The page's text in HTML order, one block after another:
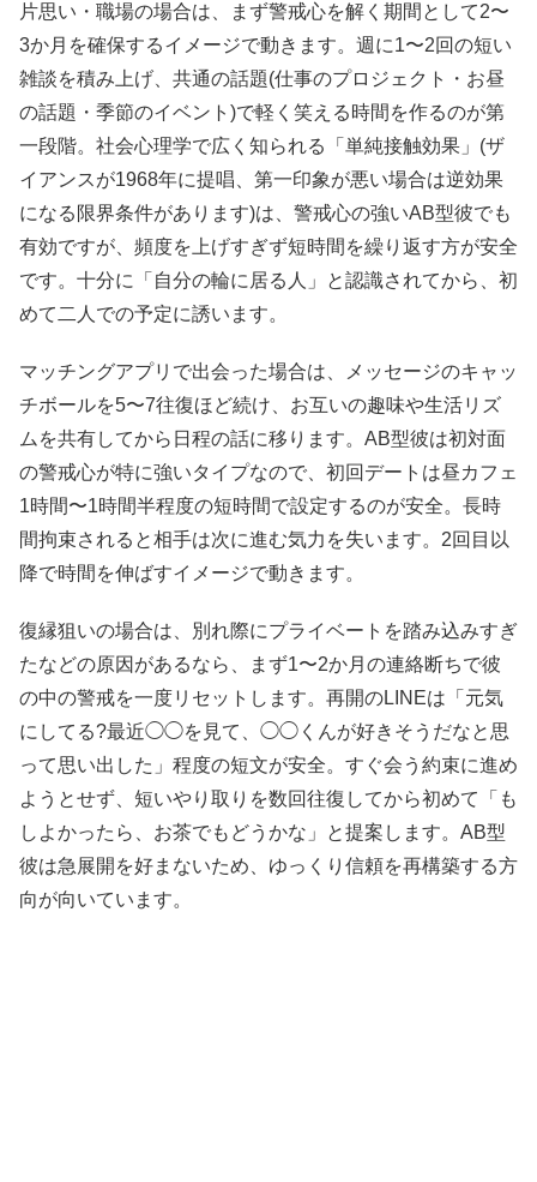
片思い・職場の場合は、まず警戒心を解く期間として2〜
3か月を確保するイメージで動きます。週に1〜2回の短い
雑談を積み上げ、共通の話題(仕事のプロジェクト・お昼
の話題・季節のイベント)で軽く笑える時間を作るのが第
一段階。社会心理学で広く知られる「単純接触効果」(ザ
イアンスが1968年に提唱、第一印象が悪い場合は逆効果
になる限界条件があります)は、警戒心の強いAB型彼でも
有効ですが、頻度を上げすぎず短時間を繰り返す方が安全
です。十分に「自分の輪に居る人」と認識されてから、初
めて二人での予定に誘います。
マッチングアプリで出会った場合は、メッセージのキャッ
チボールを5〜7往復ほど続け、お互いの趣味や生活リズ
ムを共有してから日程の話に移ります。AB型彼は初対面
の警戒心が特に強いタイプなので、初回デートは昼カフェ
1時間〜1時間半程度の短時間で設定するのが安全。長時
間拘束されると相手は次に進む気力を失います。2回目以
降で時間を伸ばすイメージで動きます。
復縁狙いの場合は、別れ際にプライベートを踏み込みすぎ
たなどの原因があるなら、まず1〜2か月の連絡断ちで彼
の中の警戒を一度リセットします。再開のLINEは「元気
にしてる?最近◯◯を見て、◯◯くんが好きそうだなと思
って思い出した」程度の短文が安全。すぐ会う約束に進め
ようとせず、短いやり取りを数回往復してから初めて「も
しよかったら、お茶でもどうかな」と提案します。AB型
彼は急展開を好まないため、ゆっくり信頼を再構築する方
向が向いています。